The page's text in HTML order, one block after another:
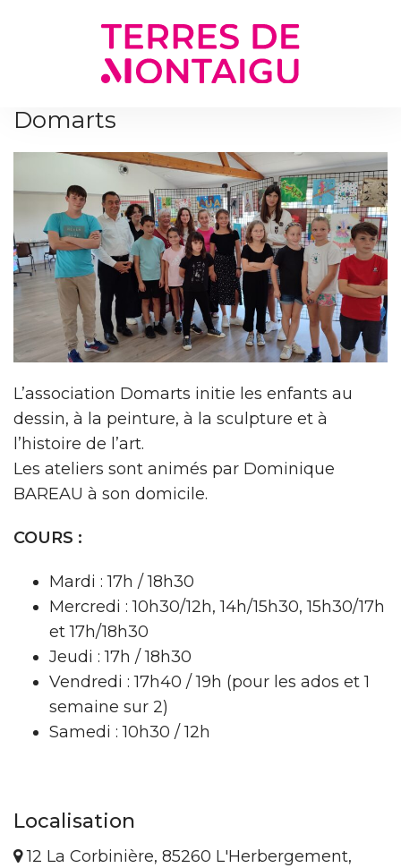
Domarts
L’association Domarts initie les enfants au
dessin, à la peinture, à la sculpture et à
l’histoire de l’art.
Les ateliers sont animés par Dominique
BAREAU à son domicile.
COURS :
Mardi : 17h / 18h30
Mercredi : 10h30/12h, 14h/15h30, 15h30/17h
et 17h/18h30
Jeudi : 17h / 18h30
Vendredi : 17h40 / 19h (pour les ados et 1
semaine sur 2)
Samedi : 10h30 / 12h
Localisation
12 La Corbinière, 85260 L'Herbergement,